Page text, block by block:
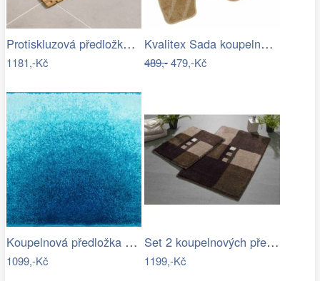
Protiskluzová předložka do koupelny,…
1181,-Kč
Kvalitex Sada koupelnových předložek…
489,-479,-Kč
Koupelnová předložka SUNSHINE
1099,-Kč
Set 2 koupelnových předložek MERKUR
1199,-Kč